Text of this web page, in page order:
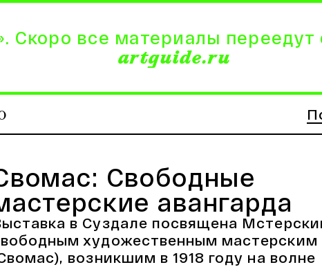
Скоро все материалы
artguide.ru
Свободные
авангарда
в Суздале посвящена
художественным мастерским
возникшим в 1918 году на волне